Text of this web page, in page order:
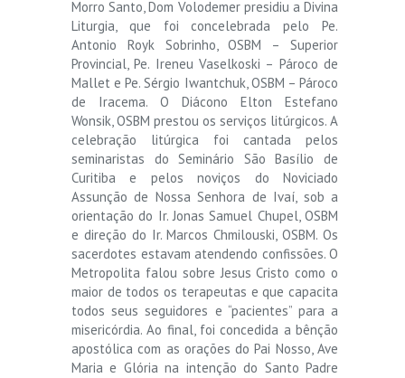
Morro Santo, Dom Volodemer presidiu a Divina
Liturgia, que foi concelebrada pelo Pe.
Antonio Royk Sobrinho, OSBM – Superior
Provincial, Pe. Ireneu Vaselkoski – Pároco de
Mallet e Pe. Sérgio Iwantchuk, OSBM – Pároco
de Iracema. O Diácono Elton Estefano
Wonsik, OSBM prestou os serviços litúrgicos. A
celebração litúrgica foi cantada pelos
seminaristas do Seminário São Basílio de
Curitiba e pelos noviços do Noviciado
Assunção de Nossa Senhora de Ivaí, sob a
orientação do Ir. Jonas Samuel Chupel, OSBM
e direção do Ir. Marcos Chmilouski, OSBM. Os
sacerdotes estavam atendendo confissões. O
Metropolita falou sobre Jesus Cristo como o
maior de todos os terapeutas e que capacita
todos seus seguidores e “pacientes” para a
misericórdia. Ao final, foi concedida a bênção
apostólica com as orações do Pai Nosso, Ave
Maria e Glória na intenção do Santo Padre